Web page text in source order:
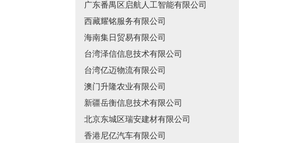
广东番禺区启航人工智能有限公司
西藏耀铭服务有限公司
海南集日贸易有限公司
台湾泽信信息技术有限公司
台湾亿迈物流有限公司
澳门升隆农业有限公司
新疆岳衡信息技术有限公司
北京东城区瑞安建材有限公司
香港尼亿汽车有限公司